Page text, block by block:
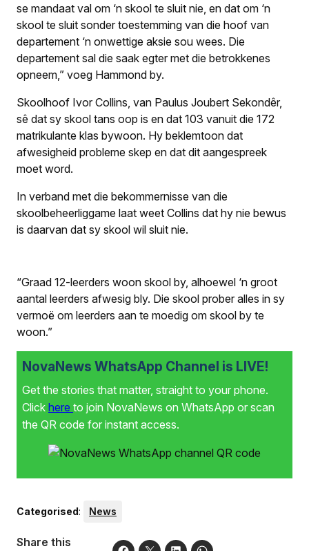
se mandaat val om ‘n skool te sluit nie, en dat om ‘n
skool te sluit sonder toestemming van die hoof van
departement ‘n onwettige aksie sou wees. Die
departement sal die saak egter met die betrokkenes
opneem,” voeg Hammond by.
Skoolhoof Ivor Collins, van Paulus Joubert Sekondêr,
sê dat sy skool tans oop is en dat 103 vanuit die 172
matrikulante klas bywoon. Hy beklemtoon dat
afwesigheid probleme skep en dat dit aangespreek
moet word.
In verband met die bekommernisse van die
skoolbeheerliggame laat weet Collins dat hy nie bewus
is daarvan dat sy skool wil sluit nie.
“Graad 12-leerders woon skool by, alhoewel ‘n groot
aantal leerders afwesig bly. Die skool prober alles in sy
vermoë om leerders aan te moedig om skool by te
woon.”
NovaNews WhatsApp Channel is LIVE!
Get the stories that matter, straight to your phone.
Click here to join NovaNews on WhatsApp or scan
the QR code for instant access.
Categorised: News
Share this